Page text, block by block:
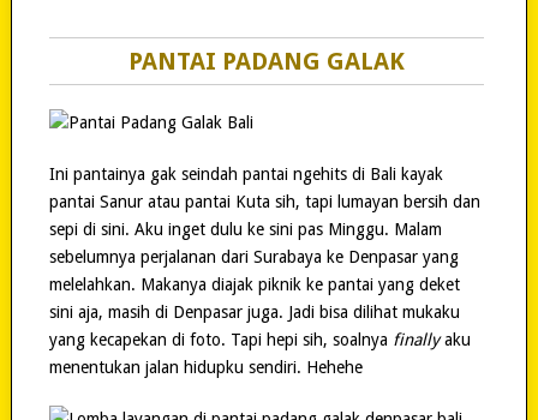
PANTAI PADANG GALAK
Ini pantainya gak seindah pantai ngehits di Bali kayak
pantai Sanur atau pantai Kuta sih, tapi lumayan bersih dan
sepi di sini. Aku inget dulu ke sini pas Minggu. Malam
sebelumnya perjalanan dari Surabaya ke Denpasar yang
melelahkan. Makanya diajak piknik ke pantai yang deket
sini aja, masih di Denpasar juga. Jadi bisa dilihat mukaku
yang kecapekan di foto. Tapi hepi sih, soalnya finallyaku
menentukan jalan hidupku sendiri. Hehehe